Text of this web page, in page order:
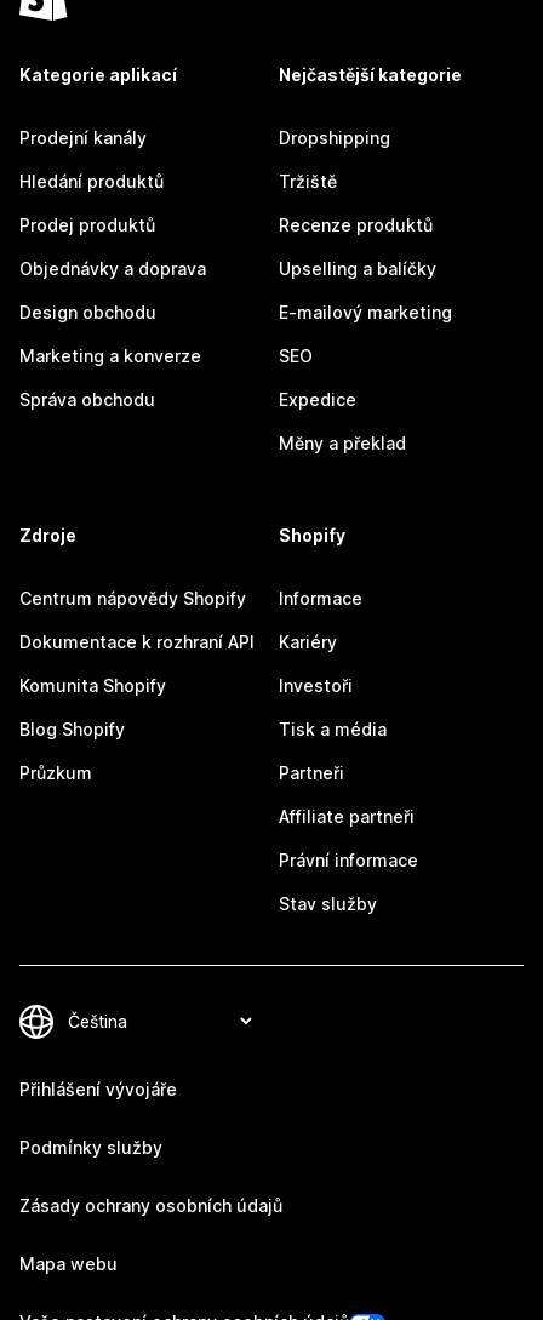
Kategorie aplikací
Prodejní kanály
Hledání produktů
Prodej produktů
Objednávky a doprava
Design obchodu
Marketing a konverze
Správa obchodu
Nejčastější kategorie
Dropshipping
Tržiště
Recenze produktů
Upselling a balíčky
E-mailový marketing
SEO
Expedice
Měny a překlad
Zdroje
Centrum nápovědy Shopify
Dokumentace k rozhraní API
Komunita Shopify
Blog Shopify
Průzkum
Shopify
Informace
Kariéry
Investoři
Tisk a média
Partneři
Affiliate partneři
Právní informace
Stav služby
Přihlášení vývojáře
Podmínky služby
Zásady ochrany osobních údajů
Mapa webu